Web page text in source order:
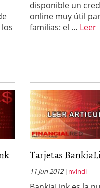
pedir? 09/01/2026
disponible un
online muy útil
familias: el … Leer
Tarjetas
11 Jun 2012 nvindi